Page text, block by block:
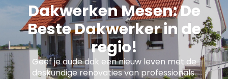
Dakwerken Mesen: De
Beste Dakwerker in de
regio!
Geef je oude dak een nieuw leven met de
deskundige renovaties van professionals.